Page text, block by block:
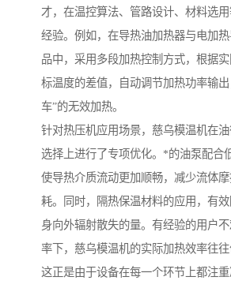
才，在温控算法、管路设计、材料选
经验。例如，在导热油加热器与电加
品中，采用多段加热控制方式，根据
标温度的差值，自动调节加热功率输
车”的无效加热。
针对热压机应用场景，慈乌模温机在
选择上进行了专项优化。*的油泵配合
使导热介质流动更加顺畅，减少流体
耗。同时，隔热保温材料的应用，有
身向外辐射散失的量。有经验的用户
率下，慈乌模温机的实际加热效率往往
这正是由于设备在每一个环节上都注重